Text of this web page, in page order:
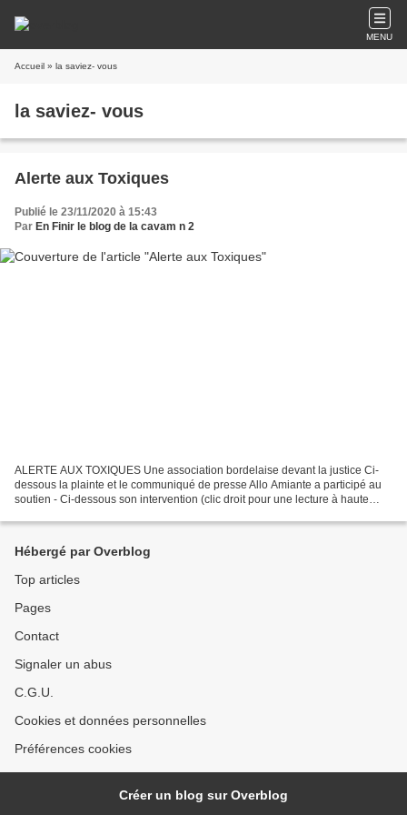
MENU
Accueil » la saviez- vous
la saviez- vous
Alerte aux Toxiques
Publié le 23/11/2020 à 15:43
Par En Finir le blog de la cavam n 2
ALERTE AUX TOXIQUES Une association bordelaise devant la justice Ci-
dessous la plainte et le communiqué de presse Allo Amiante a participé au
soutien - Ci-dessous son intervention (clic droit pour une lecture à haute
Hébergé par Overblog
Top articles
Pages
Contact
Signaler un abus
C.G.U.
Cookies et données personnelles
Préférences cookies
Créer un blog sur Overblog